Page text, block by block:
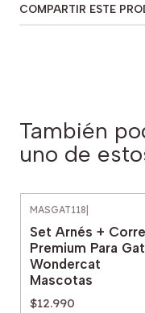
COMPARTIR ESTE
También
uno de
MASGAT118
Set Arnés +
Premium Para
Wondercat
Mascotas
$12.990